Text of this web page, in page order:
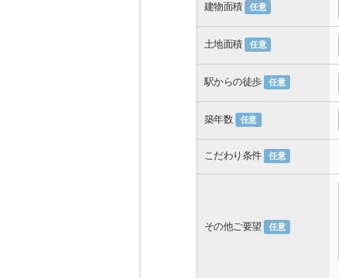
建物面積 任意
土地面積 任意
駅からの徒歩 任意
築年数 任意
こだわり条件 任意
その他ご要望 任意